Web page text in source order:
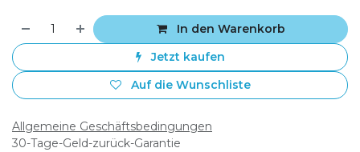
In den Warenkorb
Jetzt kaufen
Auf die Wunschliste
Allgemeine Geschäftsbedingungen
30-Tage-Geld-zurück-Garantie